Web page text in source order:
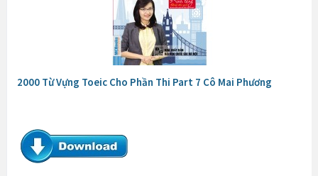
2000 Từ Vựng Toeic Cho Phần Thi Part 7 Cô Mai Phương